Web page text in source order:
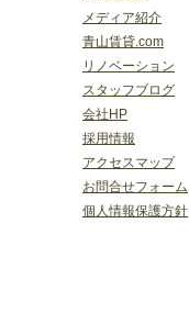
メディア紹介
青山賃貸.com
リノベーション
スタッフブログ
会社HP
採用情報
アクセスマップ
お問合せフォーム
個人情報保護方針